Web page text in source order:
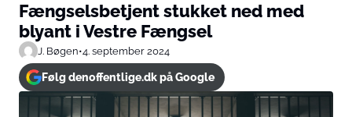
Fængselsbetjent stukket ned med
blyant i Vestre Fængsel
J. Bøgen•4. september 2024
Følg denoffentlige.dk på Google